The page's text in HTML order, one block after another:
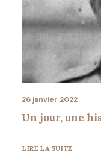
26 janvier 2022
Un jour, une
LIRE LA SUITE